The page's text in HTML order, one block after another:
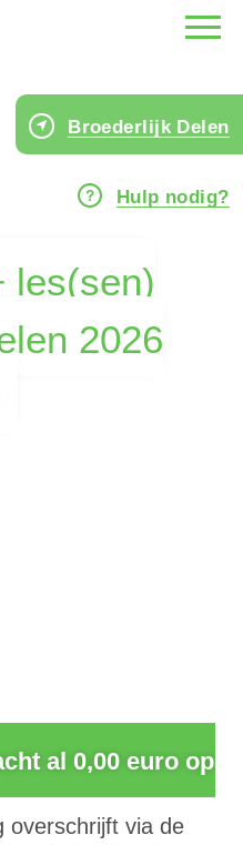
les(sen)
2026
Broederlijk Delen
Hulp nodig?
al 0,00 euro op
overschrijft via de